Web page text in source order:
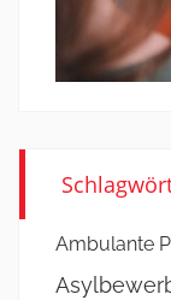
Ambulante